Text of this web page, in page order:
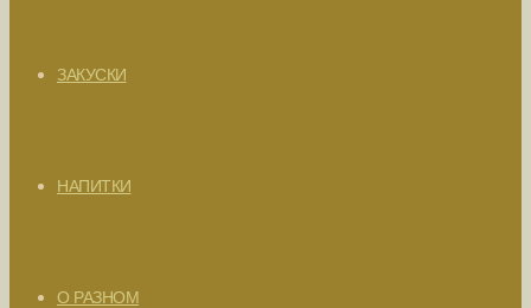
ЗАКУСКИ
НАПИТКИ
О РАЗНОМ